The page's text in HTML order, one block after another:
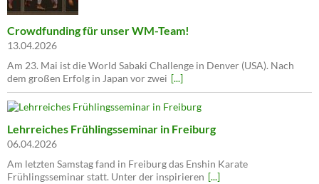
Crowdfunding für unser WM-Team!
13.04.2026
Am 23. Mai ist die World Sabaki Challenge in Denver (USA). Nach
dem großen Erfolg in Japan vor zwei [...]
Lehrreiches Frühlingsseminar in Freiburg
06.04.2026
Am letzten Samstag fand in Freiburg das Enshin Karate
Frühlingsseminar statt. Unter der inspirieren [...]